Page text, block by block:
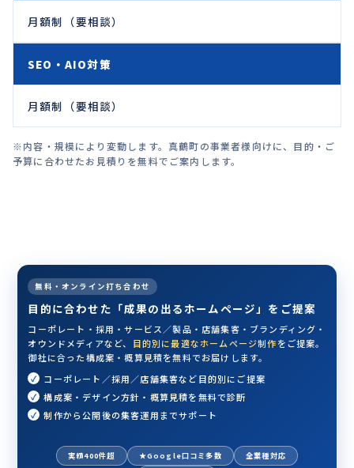
月額制（要相談）
SEO・AIO対策
月額制（要相談）
※内容・規模により変動します。真鶴町の事業者様向けに、目的・ご
予算に合わせたお見積りを無料でご案内します。
無料・オンライン打ち合わせ
目的に合わせた「成果の出るホームページ」をご提案
コーポレート・採用・サービス／製品・店舗集客・ブランディング・
オウンドメディアなど、 目的別に最適なホームページ制作をご提案。
御社に合った構成案・概算見積を無料でお届けします。
コーポレート／採用／店舗集客など目的別にご提案
構成案・デザイン方針・概算見積を無料で診断
制作から公開後の集客運用までサポート
実績400件超 ★Google口コミ多数
全業種対応